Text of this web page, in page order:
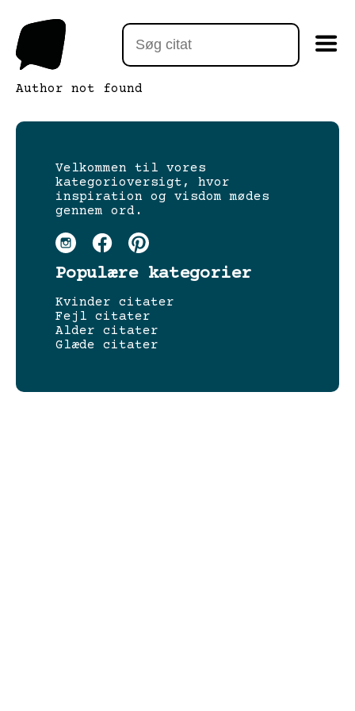
Author not found
Velkommen til vores
kategorioversigt, hvor
inspiration og visdom mødes
gennem ord.
Populære kategorier
Kvinder citater
Fejl citater
Alder citater
Glæde citater